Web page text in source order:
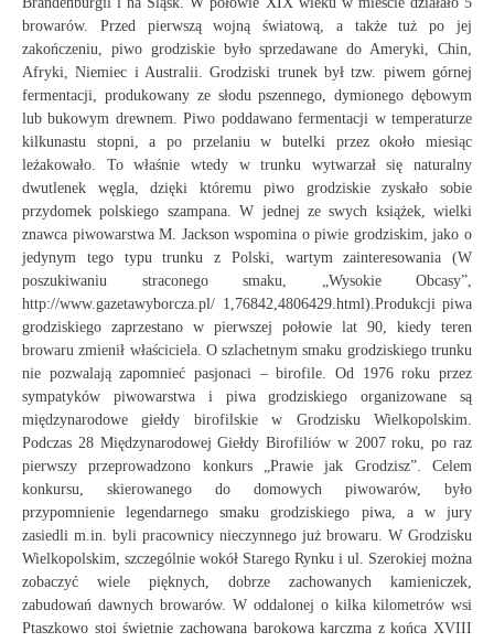
browarów. Przed pierwszą wojną światową, a także tuż po jej
zakończeniu, piwo grodziskie było sprzedawane do Ameryki, Chin,
Afryki, Niemiec i Australii. Grodziski trunek był tzw. piwem górnej
fermentacji, produkowany ze słodu pszennego, dymionego dębowym
lub bukowym drewnem. Piwo poddawano fermentacji w temperaturze
kilkunastu stopni, a po przelaniu w butelki przez około miesiąc
leżakowało. To właśnie wtedy w trunku wytwarzał się naturalny
dwutlenek węgla, dzięki któremu piwo grodziskie zyskało sobie
przydomek polskiego szampana. W jednej ze swych książek, wielki
znawca piwowarstwa M. Jackson wspomina o piwie grodziskim, jako o
jedynym tego typu trunku z Polski, wartym zainteresowania (W
poszukiwaniu straconego smaku, „Wysokie Obcasy”,
http://www.gazetawyborcza.pl/ 1,76842,4806429.html).Produkcji piwa
grodziskiego zaprzestano w pierwszej połowie lat 90, kiedy teren
browaru zmienił właściciela. O szlachetnym smaku grodziskiego trunku
nie pozwalają zapomnieć pasjonaci – birofile. Od 1976 roku przez
sympatyków piwowarstwa i piwa grodziskiego organizowane są
międzynarodowe giełdy birofilskie w Grodzisku Wielkopolskim.
Podczas 28 Międzynarodowej Giełdy Birofiliów w 2007 roku, po raz
pierwszy przeprowadzono konkurs „Prawie jak Grodzisz”. Celem
konkursu, skierowanego do domowych piwowarów, było
przypomnienie legendarnego smaku grodziskiego piwa, a w jury
zasiedli m.in. byli pracownicy nieczynnego już browaru. W Grodzisku
Wielkopolskim, szczególnie wokół Starego Rynku i ul. Szerokiej można
zobaczyć wiele pięknych, dobrze zachowanych kamieniczek,
zabudowań dawnych browarów. W oddalonej o kilka kilometrów wsi
Ptaszkowo stoi świetnie zachowana barokowa karczma z końca XVIII